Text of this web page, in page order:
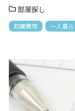
部屋探し
初期費用 一人暮